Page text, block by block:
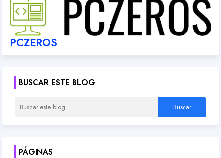
PCZEROS
BUSCAR ESTE BLOG
PÁGINAS